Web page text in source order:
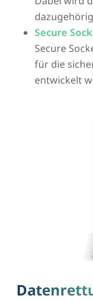
Secure
Secure
für die
entwickelt